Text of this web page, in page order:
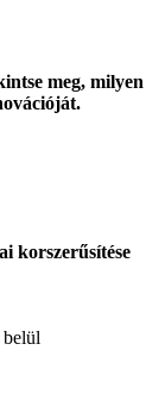
meg, milyen
korszerűsítése
belül